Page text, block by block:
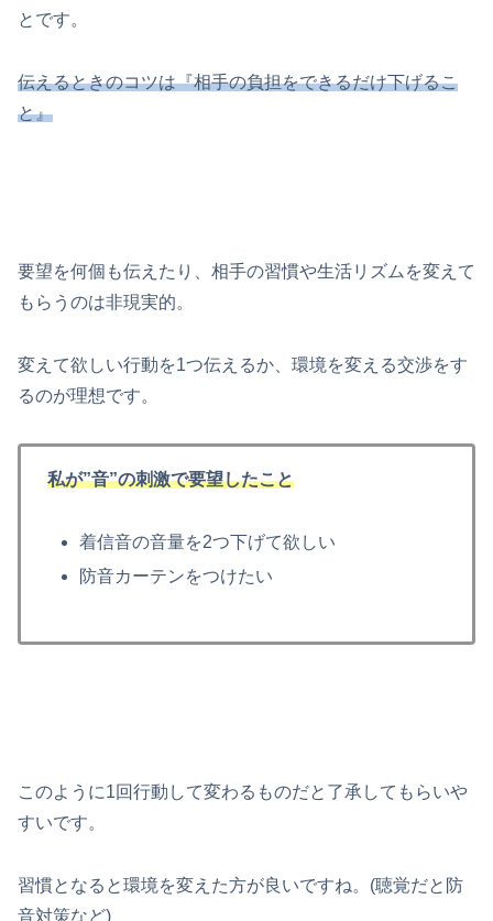
とです。
伝えるときのコツは『相手の負担をできるだけ下げるこ
と』
要望を何個も伝えたり、相手の習慣や生活リズムを変えて
もらうのは非現実的。
変えて欲しい行動を1つ伝えるか、環境を変える交渉をす
るのが理想です。
私が”音”の刺激で要望したこと
着信音の音量を2つ下げて欲しい
防音カーテンをつけたい
このように1回行動して変わるものだと了承してもらいや
すいです。
習慣となると環境を変えた方が良いですね。(聴覚だと防
音対策など)